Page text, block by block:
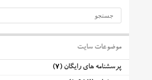
موضوعات سایت
پرسشنامه های رایگان (7)